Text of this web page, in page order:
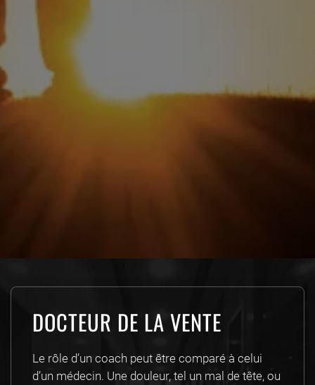
DOCTEUR DE LA VENTE
Le rôle d’un coach peut être comparé à celui
d’un médecin. Une douleur, tel un mal de tête, ou